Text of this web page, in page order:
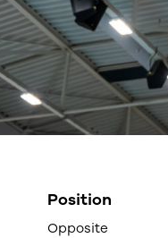
Position
Opposite